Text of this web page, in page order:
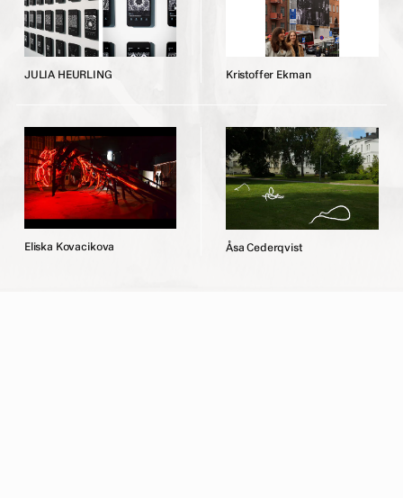
JULIA HEURLING Kristoffer Ekman
Eliska Kovacikova Åsa Cederqvist